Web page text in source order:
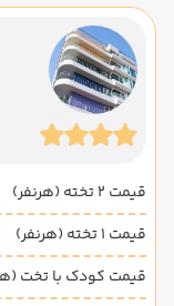
قیمت 2 تخته (هرنفر)
قیمت 1 تخته (هرنفر)
قیمت کودک با تخت